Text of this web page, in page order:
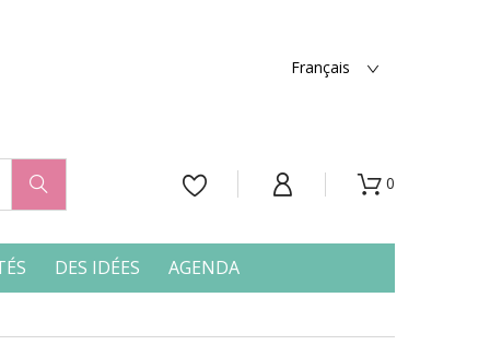
Français
    0
DES IDÉES AGENDA